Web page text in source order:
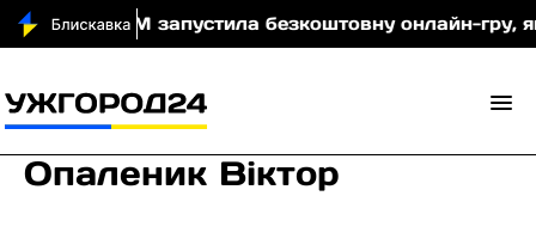
МОМ запустила безкоштовну онлайн-гру, яка
Опаленик Віктор